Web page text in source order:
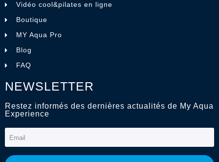
Vidéo cool&pilates en ligne
Boutique
MY Aqua Pro
Blog
FAQ
NEWSLETTER
Restez informés des dernières actualités de My Aqua
Experience